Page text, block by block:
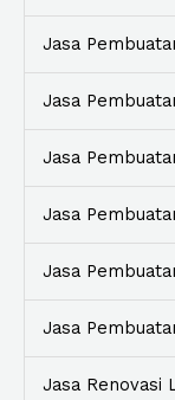
Jasa
Jasa
Jasa
Jasa
Jasa
Jasa
Jasa Renovasi